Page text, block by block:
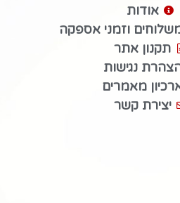
אודות
וזמני אספקה
תקנון אתר
נגישות
מאמרים
יצירת קשר